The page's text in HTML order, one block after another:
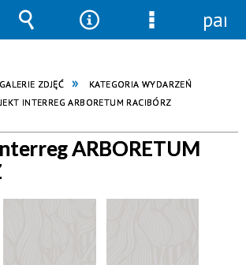
GALERIE ZDJĘĆ
KATEGORIA WYDARZEŃ
INTERREG ARBORETUM RACIBÓRZ
ARBORETUM
Wyszukiwarka
NarzędziaMenu